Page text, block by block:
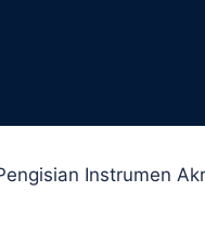
Instrumen